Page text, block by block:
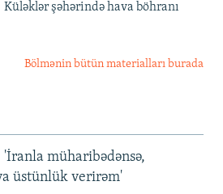
Küləklər şəhərində hava böhranı
Bölmənin bütün materialları burada
müharibədənsə,
üstünlük verirəm'